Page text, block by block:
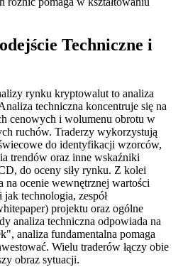
Techniczne i
rynku kryptowalut to analiza
techniczna koncentruje się na
cenowych i wolumenu obrotu w
ruchów. Traderzy wykorzystują
do identyfikacji wzorców,
trendów oraz inne wskaźniki
do oceny siły rynku. Z kolei
na ocenie wewnętrznej wartości
technologia, zespół
projektu oraz ogólne
analiza techniczna odpowiada na
analiza fundamentalna pomaga
Wielu traderów łączy obie
obraz sytuacji.